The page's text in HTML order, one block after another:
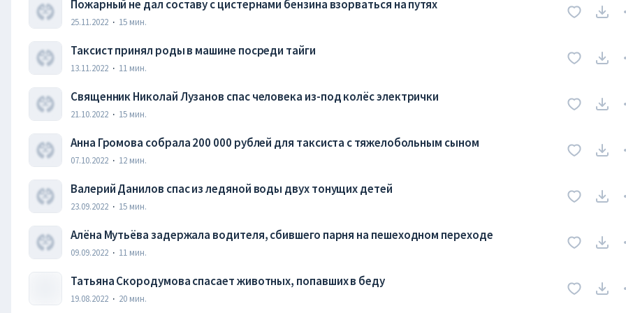
Пожарный не дал составу с цистернами бензина взорваться на путях
25.11.2022 · 15 мин.
Таксист принял роды в машине посреди тайги
13.11.2022 · 11 мин.
Священник Николай Лузанов спас человека из-под колёс электрички
21.10.2022 · 15 мин.
Анна Громова собрала 200 000 рублей для таксиста с тяжелобольным сыном
07.10.2022 · 12 мин.
Валерий Данилов спас из ледяной воды двух тонущих детей
23.09.2022 · 15 мин.
Алёна Мутьёва задержала водителя, сбившего парня на пешеходном переходе
09.09.2022 · 11 мин.
Татьяна Скородумова спасает животных, попавших в беду
19.08.2022 · 20 мин.